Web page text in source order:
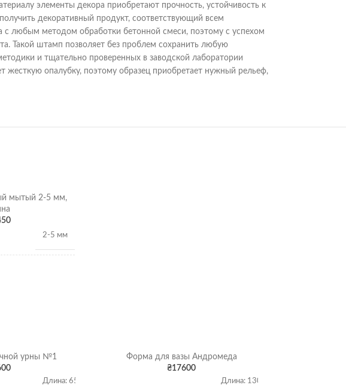
элементы декора приобретают прочность, устойчивость к
декоративный продукт, соответствующий всем
с любым методом обработки бетонной смеси, поэтому с успехом
Такой штамп позволяет без проблем сохранить любую
и тщательно проверенных в заводской лаборатории
жесткую опалубку, поэтому образец приобретает нужный рельеф,
мытый 2-5 мм,
2-5 мм
Щебень насыпью
урны №1
Длина: 65
Форма для вазы Андромеда
₴17600
Длина: 130